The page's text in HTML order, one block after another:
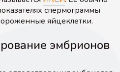
спермограммы
яйцеклетки.
эмбрионов